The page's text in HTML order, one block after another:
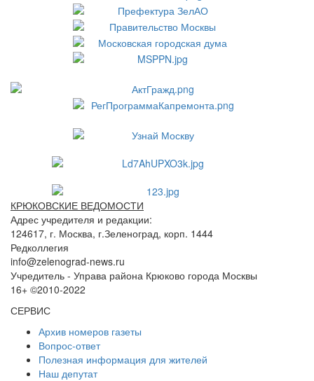
КРЮКОВСКИЕ ВЕДОМОСТИ
Адрес учредителя и редакции:
124617, г. Москва, г.Зеленоград, корп. 1444
Редколлегия
info@zelenograd-news.ru
Учредитель - Управа района Крюково города Москвы
16+ ©2010-2022
СЕРВИС
Архив номеров газеты
Вопрос-ответ
Полезная информация для жителей
Наш депутат